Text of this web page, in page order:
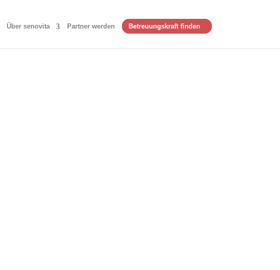
Über senovita Partner werden Betreuungskraft finden